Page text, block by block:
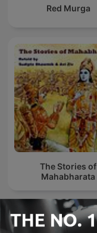
Red Murga
The Stories of
Mahabharata